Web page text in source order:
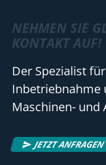
NEHMEN SIE
KONTAKT AUF!
Der Spezialist
Inbetriebnahme
Maschinen- und
JETZT ANFRAGEN